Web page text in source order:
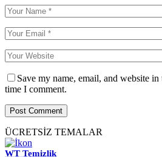
Save my name, email, and website
time I comment.
ÜCRETSİZ TEMALAR
WT Temizlik